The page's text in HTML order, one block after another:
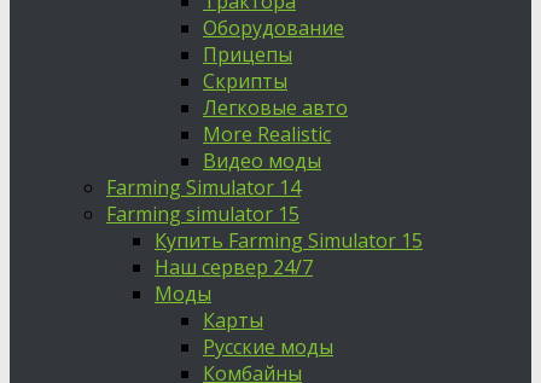
Оборудование
Прицепы
Скрипты
Легковые авто
More Realistic
Видео моды
Farming Simulator 14
Farming simulator 15
Купить Farming Simulator 15
Наш сервер 24/7
Моды
Карты
Русские моды
Комбайны